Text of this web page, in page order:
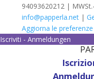
94093620212 |
info@papperla.net|
Aggiorna le
Iscriviti - Anmeldungen